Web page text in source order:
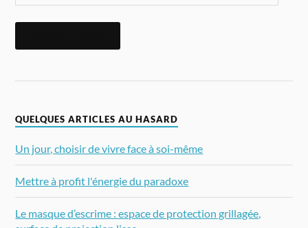
QUELQUES ARTICLES AU HASARD
Un jour, choisir de vivre face à soi-même
Mettre à profit l'énergie du paradoxe
Le masque d’escrime : espace de protection grillagée,